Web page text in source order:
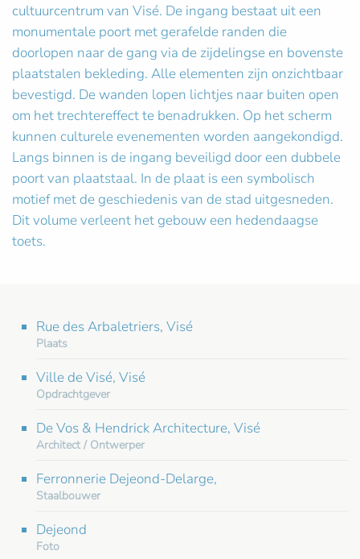
cultuurcentrum van Visé. De ingang bestaat uit een
monumentale poort met gerafelde randen die
doorlopen naar de gang via de zijdelingse en bovenste
plaatstalen bekleding. Alle elementen zijn onzichtbaar
bevestigd. De wanden lopen lichtjes naar buiten open
om het trechtereffect te benadrukken. Op het scherm
kunnen culturele evenementen worden aangekondigd.
Langs binnen is de ingang beveiligd door een dubbele
poort van plaatstaal. In de plaat is een symbolisch
motief met de geschiedenis van de stad uitgesneden.
Dit volume verleent het gebouw een hedendaagse
toets.
Rue des Arbaletriers, Visé
Plaats
Ville de Visé, Visé
Opdrachtgever
De Vos & Hendrick Architecture, Visé
Architect / Ontwerper
Ferronnerie Dejeond-Delarge,
Staalbouwer
Dejeond
Foto